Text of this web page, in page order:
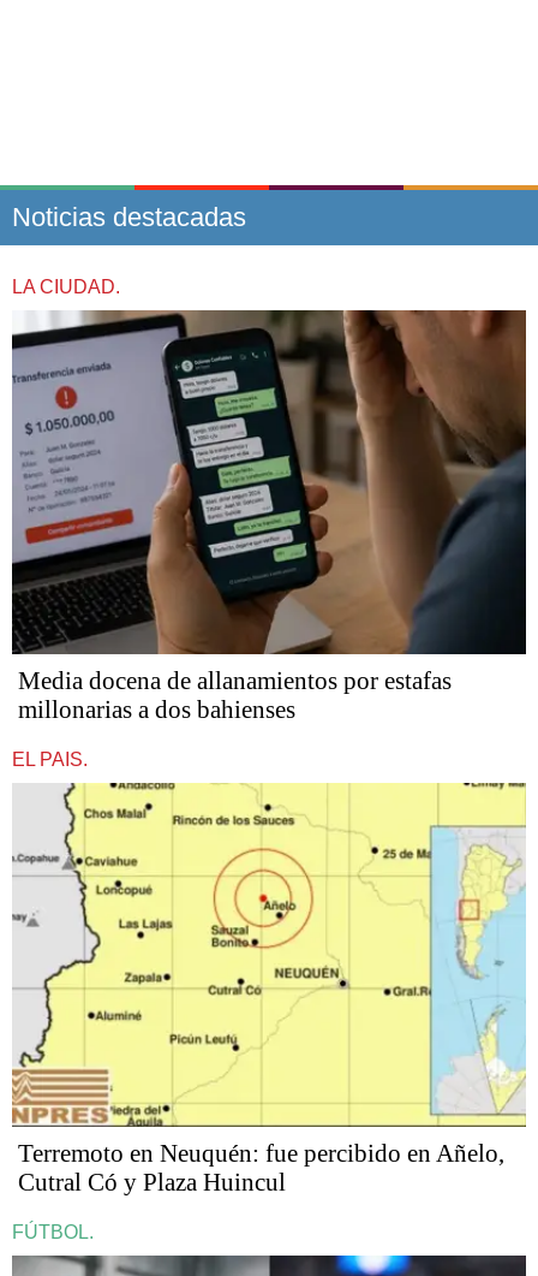
Noticias destacadas
LA CIUDAD.
Media docena de allanamientos por estafas
millonarias a dos bahienses
EL PAIS.
Terremoto en Neuquén: fue percibido en Añelo,
Cutral Có y Plaza Huincul
FÚTBOL.